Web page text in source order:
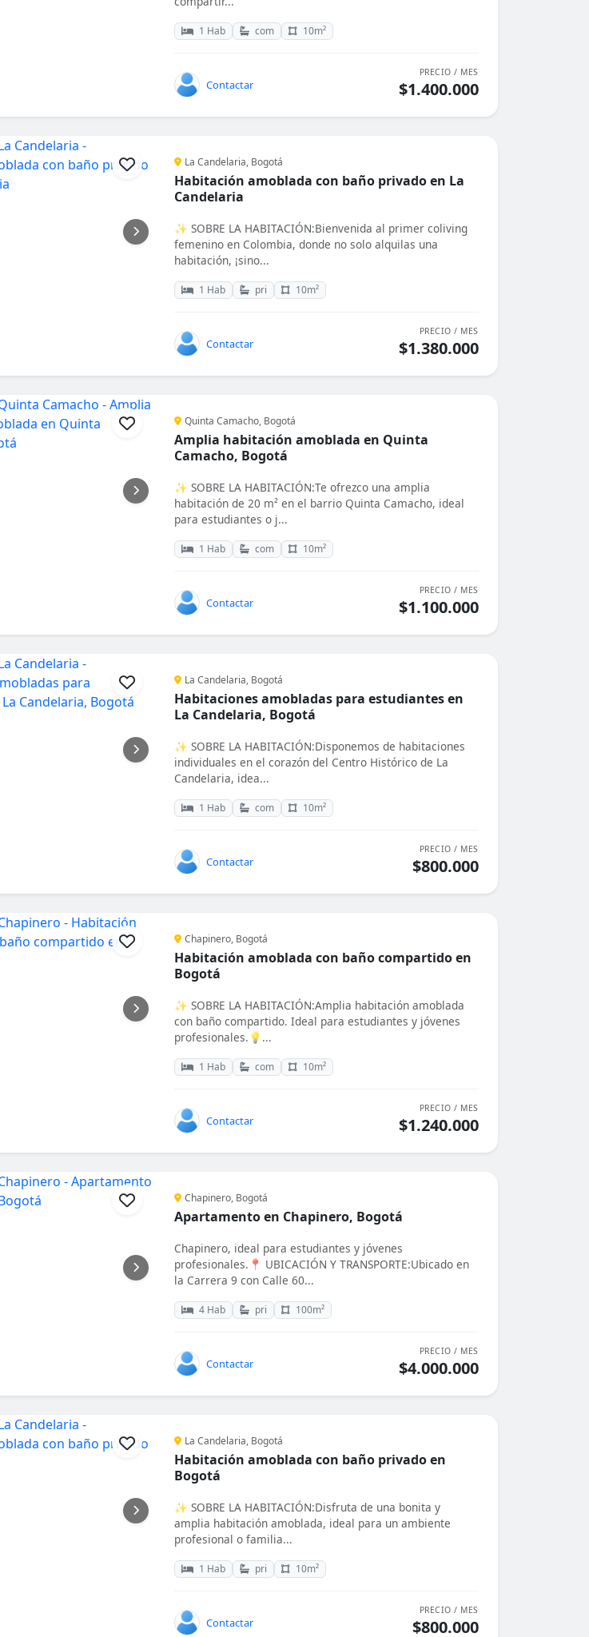
1 Hab com 10m²
Contactar
PRECIO / MES
$1.400.000
La Candelaria, Bogotá
Habitación amoblada con baño privado en La
Candelaria
✨ SOBRE LA HABITACIÓN:Bienvenida al primer coliving
femenino en Colombia, donde no solo alquilas una
habitación, ¡sino...
1 Hab pri 10m²
Contactar
PRECIO / MES
$1.380.000
Quinta Camacho, Bogotá
Amplia habitación amoblada en Quinta
Camacho, Bogotá
✨ SOBRE LA HABITACIÓN:Te ofrezco una amplia
habitación de 20 m² en el barrio Quinta Camacho, ideal
para estudiantes o j...
1 Hab com 10m²
Contactar
PRECIO / MES
$1.100.000
La Candelaria, Bogotá
Habitaciones amobladas para estudiantes en
La Candelaria, Bogotá
✨ SOBRE LA HABITACIÓN:Disponemos de habitaciones
individuales en el corazón del Centro Histórico de La
Candelaria, idea...
1 Hab com 10m²
Contactar
PRECIO / MES
$800.000
Chapinero, Bogotá
Habitación amoblada con baño compartido en
Bogotá
✨ SOBRE LA HABITACIÓN:Amplia habitación amoblada
con baño compartido. Ideal para estudiantes y jóvenes
profesionales.💡...
1 Hab com 10m²
Contactar
PRECIO / MES
$1.240.000
Chapinero, Bogotá
Apartamento en Chapinero, Bogotá
Chapinero, ideal para estudiantes y jóvenes
profesionales.📍 UBICACIÓN Y TRANSPORTE:Ubicado en
la Carrera 9 con Calle 60...
4 Hab pri 100m²
Contactar
PRECIO / MES
$4.000.000
La Candelaria, Bogotá
Habitación amoblada con baño privado en
Bogotá
✨ SOBRE LA HABITACIÓN:Disfruta de una bonita y
amplia habitación amoblada, ideal para un ambiente
profesional o familia...
1 Hab pri 10m²
Contactar
PRECIO / MES
$800.000